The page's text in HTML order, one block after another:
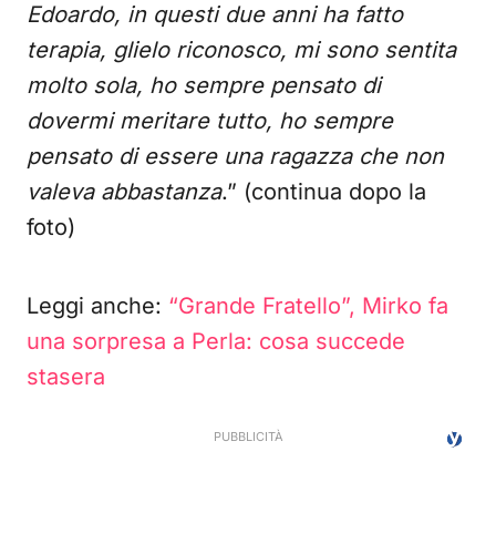
Edoardo, in questi due anni ha fatto
terapia, glielo riconosco, mi sono sentita
molto sola, ho sempre pensato di
dovermi meritare tutto, ho sempre
pensato di essere una ragazza che non
valeva abbastanza.” (continua dopo la
foto)
Leggi anche: “Grande Fratello”, Mirko fa
una sorpresa a Perla: cosa succede
stasera